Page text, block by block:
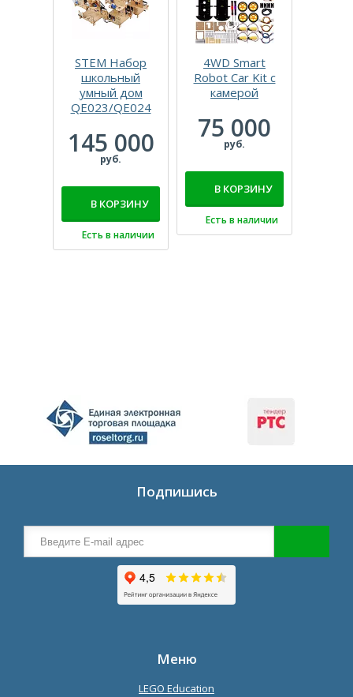
STEM Набор
школьный
умный дом
QE023/QE024
145 000
руб.
В КОРЗИНУ
Есть в наличии
4WD Smart
Robot Car Kit с
камерой
75 000
руб.
В КОРЗИНУ
Есть в наличии
Подпишись
Меню
LEGO Education